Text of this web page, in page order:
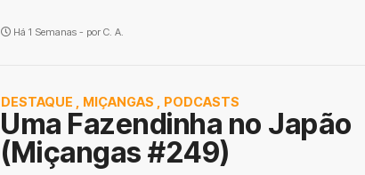
Há 1 Semanas - por C. A.
DESTAQUE MIÇANGAS PODCASTS
Uma Fazendinha no Japão
(Miçangas #249)